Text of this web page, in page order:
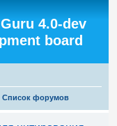
4.0-dev
board
Список форумов